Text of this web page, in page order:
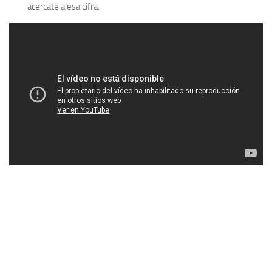
acercate a esa cifra.